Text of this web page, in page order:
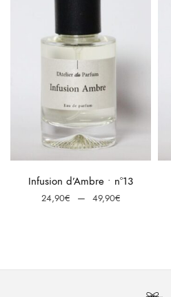
Choix des options
Infusion d’Ambre • n°13
24,90€ – 49,90€